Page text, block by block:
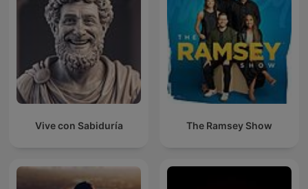
Vive con Sabiduría The Ramsey Show